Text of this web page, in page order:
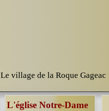
Le village de la Roque Gageac
L'église Notre-Dame